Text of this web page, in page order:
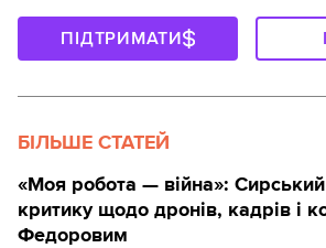
ПІДТРИМАТИ
БІЛЬШЕ СТАТЕЙ
«Моя робота — війна»: Сирський
критику щодо дронів, кадрів і
Федоровим